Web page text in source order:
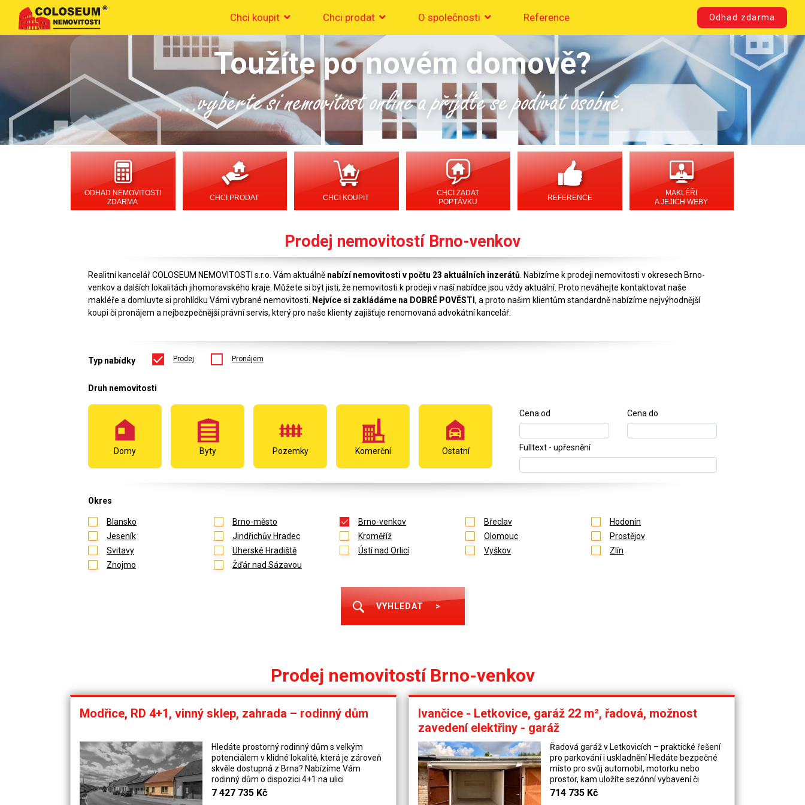
Chci koupit Chci prodat O společnosti Reference Odhad zdarma
Toužíte po novém domově?
...vyberte si nemovitost online a přijďte se podívat osobně.
ODHAD NEMOVITOSTI
ZDARMA
CHCI PRODAT CHCI KOUPIT
CHCI ZADAT
POPTÁVKU
REFERENCE
MAKLÉŘI
A JEJICH WEBY
Prodej nemovitostí Brno-venkov
Realitní kancelář COLOSEUM NEMOVITOSTI s.r.o. Vám aktuálně nabízí nemovitosti v počtu 23 aktuálních inzerátů . Nabízíme k prodeji nemovitosti v okresech Brno-
venkov a dalších lokalitách jihomoravského kraje. Můžete si být jisti, že nemovitosti k prodeji v naší nabídce jsou vždy aktuální. Proto neváhejte kontaktovat naše
makléře a domluvte si prohlídku Vámi vybrané nemovitosti.
Nejvíce si zakládáme na DOBRÉ POVĚSTI , a proto našim klientům standardně nabízíme nejvýhodnější
koupi či pronájem a nejbezpečnější právní servis, který pro naše klienty zajišťuje renomovaná advokátní kancelář.
Typ nabídky Prodej Pronájem
Druh nemovitosti
Domy Byty Pozemky Komerční Ostatní
Cena od Cena do
Fulltext - upřesnění
Okres
Blansko Brno-město Brno-venkov Břeclav
Hodonín
Jeseník
Jindřichův Hradec Kroměříž Olomouc
Prostějov
Svitavy
Uherské Hradiště Ústí nad Orlicí Vyškov
Zlín
Znojmo
Žďár nad Sázavou
VYHLEDAT >
Prodej nemovitostí Brno-venkov
Modřice, RD 4+1, vinný sklep, zahrada – rodinný dům
Hledáte prostorný rodinný dům s velkým
potenciálem v klidné lokalitě, která je zároveň
skvěle dostupná z Brna? Nabízíme Vám
rodinný dům o dispozici 4+1 na ulici
Masarykova v Modřicích. Nemovitost stojí na
7 427 735 Kč
Ivančice - Letkovice, garáž 22 m², řadová, možnost
zavedení elektřiny - garáž
Řadová garáž v Letkovicích – praktické řešení
pro parkování i uskladnění Hledáte bezpečné
místo pro svůj automobil, motorku nebo
prostor, kam uložíte sezónní vybavení či
pracovní nářadí? Právě pro Vás může být tato
714 735 Kč